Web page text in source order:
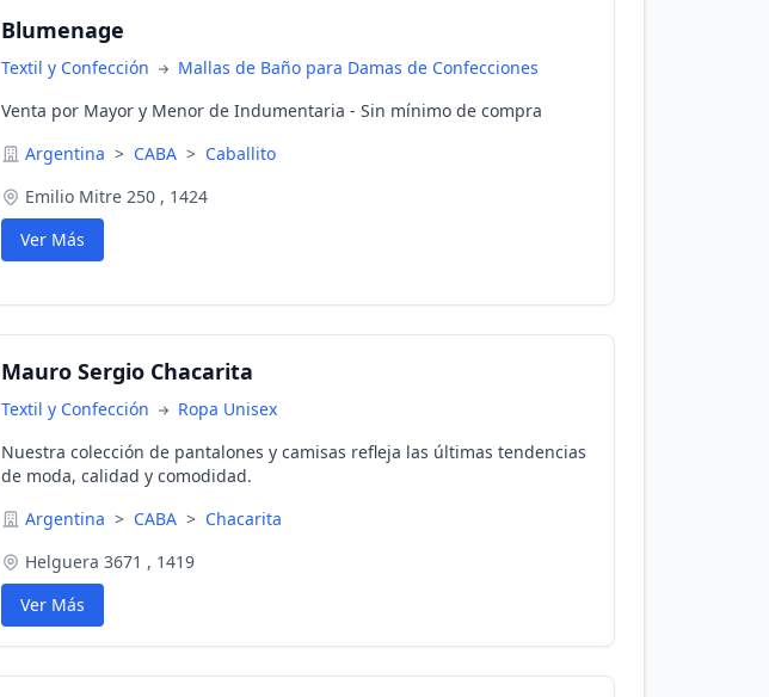
Blumenage
Textil y Confección
Mallas de Baño para Damas de Confecciones
Venta por Mayor y Menor de Indumentaria - Sin mínimo de compra
Argentina > CABA > Caballito
Emilio Mitre 250 , 1424
Ver Más
Mauro Sergio Chacarita
Textil y Confección
Ropa Unisex
Nuestra colección de pantalones y camisas refleja las últimas tendencias
de moda, calidad y comodidad.
Argentina > CABA > Chacarita
Helguera 3671 , 1419
Ver Más